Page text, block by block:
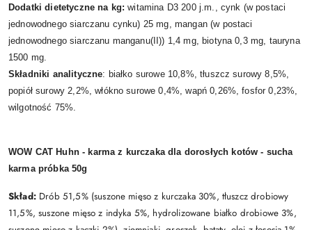
Dodatki dietetyczne na kg: witamina D3 200 j.m., cynk (w postaci
jednowodnego siarczanu cynku) 25 mg, mangan (w postaci
jednowodnego siarczanu manganu(II)) 1,4 mg, biotyna 0,3 mg, tauryna
1500 mg.
Składniki analityczne: białko surowe 10,8%, tłuszcz surowy 8,5%,
popiół surowy 2,2%, włókno surowe 0,4%, wapń 0,26%, fosfor 0,23%,
wilgotność 75%.
WOW CAT Huhn - karma z kurczaka dla dorosłych kotów - sucha
karma próbka 50g
Skład:Drób 51,5% (suszone mięso z kurczaka 30%, tłuszcz drobiowy
11,5%, suszone mięso z indyka 5%, hydrolizowane białko drobiowe 3%,